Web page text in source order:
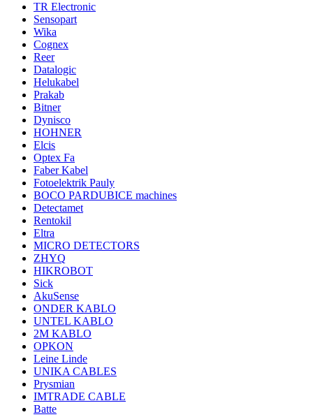
TR Electronic
Sensopart
Wika
Cognex
Reer
Datalogic
Helukabel
Prakab
Bitner
Dynisco
HOHNER
Elcis
Optex Fa
Faber Kabel
Fotoelektrik Pauly
BOCO PARDUBICE machines
Detectamet
Rentokil
Eltra
MICRO DETECTORS
ZHYQ
HIKROBOT
Sick
AkuSense
ONDER KABLO
UNTEL KABLO
2M KABLO
OPKON
Leine Linde
UNIKA CABLES
Prysmian
IMTRADE CABLE
Batte